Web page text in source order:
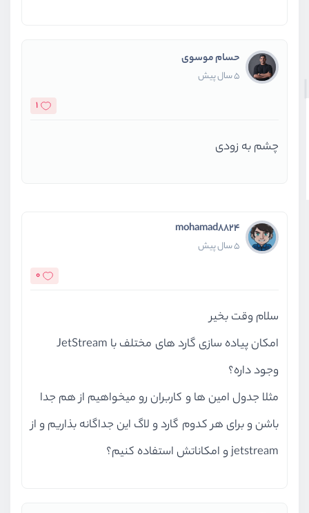
حسام موسوی
5 سال پیش
1
چشم به زودی
mohamad8824
5 سال پیش
0
سلام وقت بخیر
امکان پیاده سازی گارد های مختلف با JetStream
وجود داره؟
مثلا جدول امین ها و کاربران رو میخواهیم از هم جدا
باشن و برای هر کدوم گارد و لاگ این جداگانه بذاریم و از
jetstream و امکاناتش استفاده کنیم؟